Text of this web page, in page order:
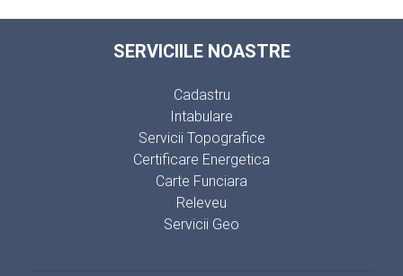
SERVICIILE NOASTRE
Cadastru
Intabulare
Servicii Topografice
Certificare Energetica
Carte Funciara
Releveu
Servicii Geo